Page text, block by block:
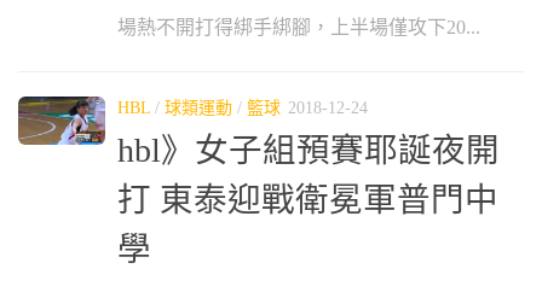
場熱不開打得綁手綁腳，上半場僅攻下20...
HBL / 球類運動 / 籃球 2018-12-24
hbl》女子組預賽耶誕夜開
打 東泰迎戰衛冕軍普門中
學